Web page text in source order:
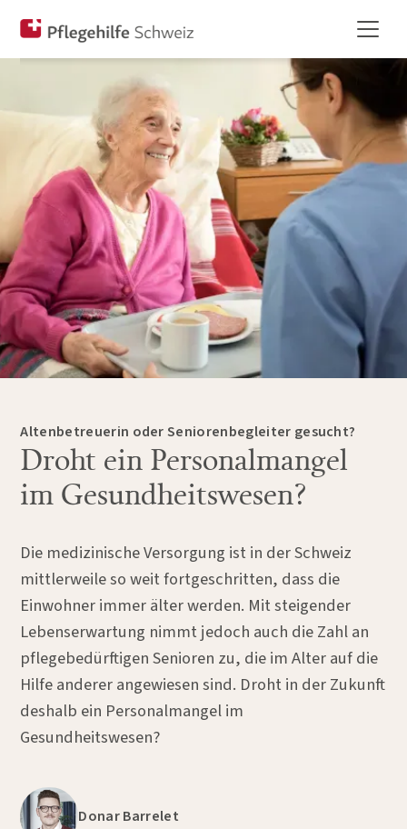
Altenbetreuerin oder Seniorenbegleiter gesucht?
Droht ein Personalmangel
im Gesundheitswesen?
Die medizinische Versorgung ist in der Schweiz
mittlerweile so weit fortgeschritten, dass die
Einwohner immer älter werden. Mit steigender
Lebenserwartung nimmt jedoch auch die Zahl an
pflegebedürftigen Senioren zu, die im Alter auf die
Hilfe anderer angewiesen sind. Droht in der Zukunft
deshalb ein Personalmangel im
Gesundheitswesen?
Donar Barrelet